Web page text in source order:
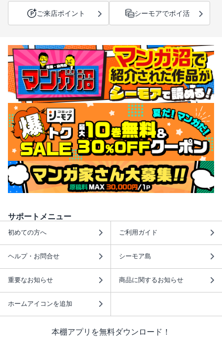
ご来店ポイント シーモアでポイ活
サポートメニュー
初めての方へ ご利用ガイド
ヘルプ・お問合せ シーモア島
重要なお知らせ 商品に関するお知らせ
ホームアイコンを追加
本棚アプリを無料ダウンロード！